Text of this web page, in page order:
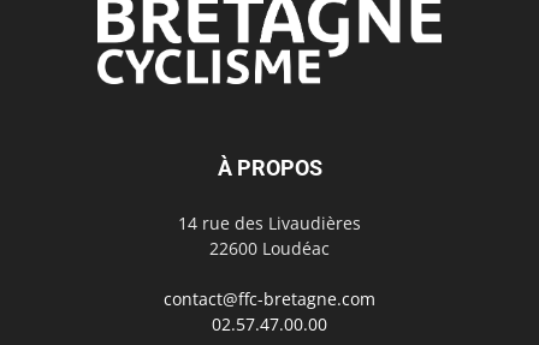
À PROPOS
14 rue des Livaudières
22600 Loudéac
contact@ffc-bretagne.com
02.57.47.00.00